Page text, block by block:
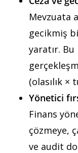
Mevzuata
gecikmiş
yaratır. Bu
(olasılık ×
Yönetici
Finans
çözmeye,
ve audit